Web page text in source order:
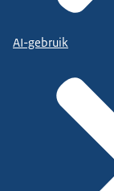
AI-gebruik